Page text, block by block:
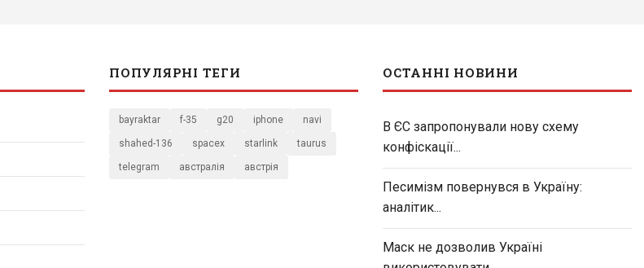
ПОПУЛЯРНІ ТЕГИ
bayraktar f-35 g20 iphone navi
shahed-136 spacex starlink taurus
telegram австралія австрія
ОСТАННІ НОВИНИ
В ЄС запропонували нову схему
конфіскації...
Песимізм повернувся в Україну:
аналітик...
Маск не дозволив Україні